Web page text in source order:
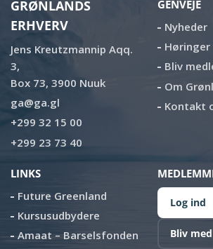
GRØNLANDS
ERHVERV
Jens Kreutzmannip Aqq.
3,
Box 73, 3900 Nuuk
ga@ga.gl
+299 32 15 00
+299 23 73 40
GENVEJE
Nyheder
Høringer
Bliv
Om
Kontakt
LINKS
Future Greenland
Kursusudbydere
Amaat – Barselsfonden
Log ind
Bliv